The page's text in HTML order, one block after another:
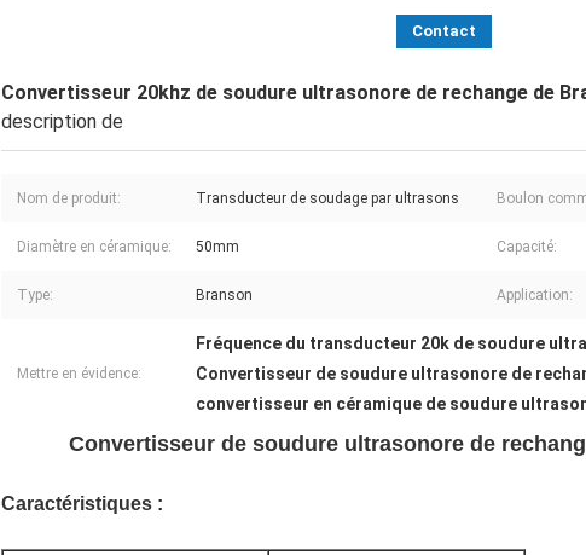
Contact
Convertisseur 20khz de soudure ultrasonore de rechange de
description de
Nom de produit: Transducteur de soudage par ultrasons Boulon
Diamètre en céramique: 50mm Capacité:
Type: Branson Application:
Mettre en évidence:
Fréquence du transducteur 20k de soudure
Convertisseur de soudure ultrasonore de
convertisseur en céramique de soudure
Convertisseur de soudure ultrasonore de
Caractéristiques :